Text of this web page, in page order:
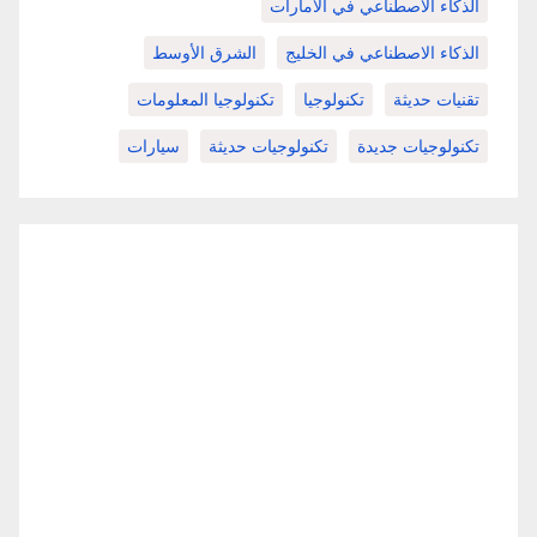
الذكاء الاصطناعي في الامارات
الذكاء الاصطناعي في الخليج الشرق الأوسط
تقنيات حديثة تكنولوجيا تكنولوجيا المعلومات
تكنولوجيات جديدة تكنولوجيات حديثة سيارات